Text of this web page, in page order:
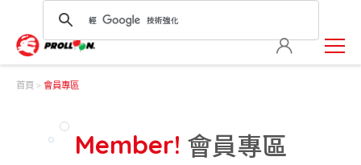
首頁 會員專區
Member! 會員專區